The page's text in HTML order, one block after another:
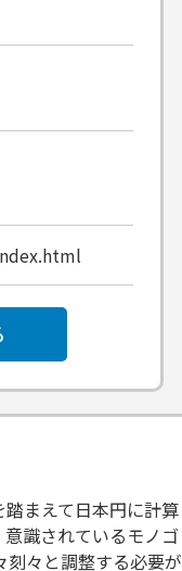
まえて日本円に
識されているモ
々と調整する必